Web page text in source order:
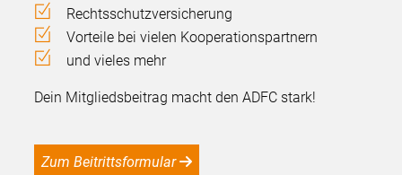
Rechtsschutzversicherung
Vorteile bei vielen Kooperationspartnern
und vieles mehr
Dein Mitgliedsbeitrag macht den ADFC stark!
Zum Beitrittsformular